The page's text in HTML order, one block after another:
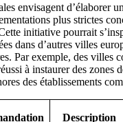
envisagent d’élaborer
plus strictes
initiative pourrait
dans d’autres villes
Par exemple, des villes
à instaurer des zones
des établissements
Description